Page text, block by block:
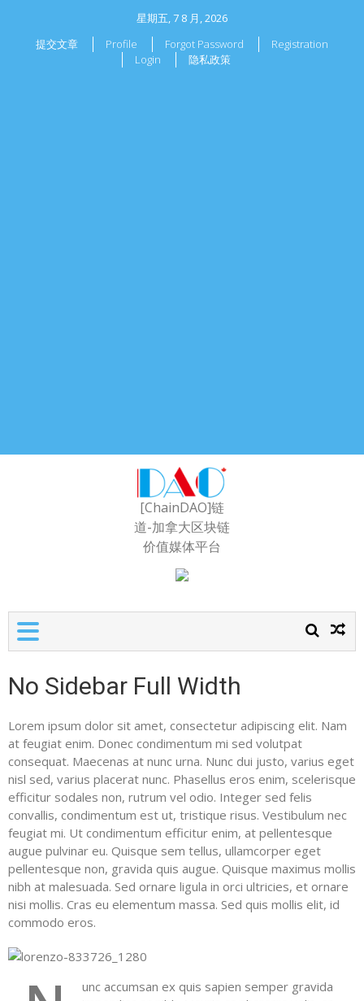
星期五, 7 8 月, 2026
提交文章
Profile Forgot Password
Registration
Login
隐私政策
[ChainDAO]链
道-加拿大区块链
价值媒体平台
No Sidebar Full Width
Lorem ipsum dolor sit amet, consectetur adipiscing elit. Nam
at feugiat enim. Donec condimentum mi sed volutpat
consequat. Maecenas at nunc urna. Nunc dui justo, varius eget
nisl sed, varius placerat nunc. Phasellus eros enim, scelerisque
efficitur sodales non, rutrum vel odio. Integer sed felis
convallis, condimentum est ut, tristique risus. Vestibulum nec
feugiat mi. Ut condimentum efficitur enim, at pellentesque
augue pulvinar eu. Quisque sem tellus, ullamcorper eget
pellentesque non, gravida quis augue. Quisque maximus mollis
nibh at malesuada. Sed ornare ligula in orci ultricies, et ornare
nisi mollis. Cras eu elementum massa. Sed quis mollis elit, id
commodo eros.
unc accumsan ex quis sapien semper gravida